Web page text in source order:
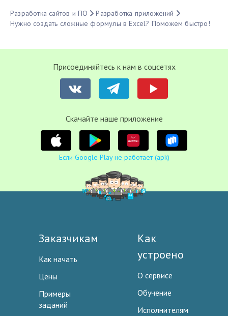
Разработка сайтов и ПО
Разработка приложений
Нужно создать сложные формулы в Excel? Поможем быстро!
Присоединяйтесь к нам в соцсетях
Cкачайте наше приложение
Если Google Play не работает (apk)
Заказчикам
Как начать
Цены
Примеры
заданий
Как
устроено
О сервисе
Обучение
Исполнителям